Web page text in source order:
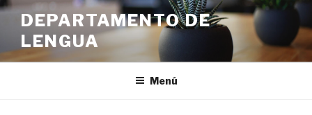
Ir
contenido
DEPARTAMENTO DE
LENGUA
Menú